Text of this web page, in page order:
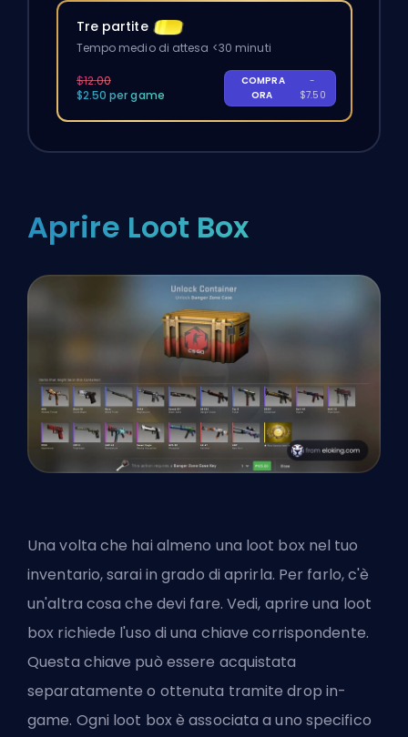
Tre partite
Tempo medio di attesa <30 minuti
$12.00
$2.50 per game
COMPRA
ORA
-
$7.50
Aprire Loot Box
Una volta che hai almeno una loot box nel tuo
inventario, sarai in grado di aprirla. Per farlo, c'è
un'altra cosa che devi fare. Vedi, aprire una loot
box richiede l'uso di una chiave corrispondente.
Questa chiave può essere acquistata
separatamente o ottenuta tramite drop in-
game. Ogni loot box è associata a uno specifico